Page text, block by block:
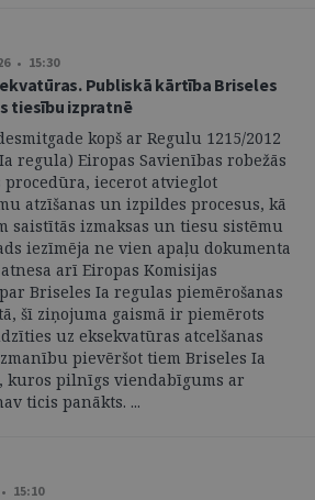
• 15:30
Publiskā kārtība Briseles
tiesību izpratnē
kopš ar Regulu 1215/2012
regula) Eiropas Savienības robežās
procedūra, iecerot atvieglot
atzīšanas un izpildes procesus, kā
saistītās izmaksas un tiesu sistēmu
iezīmēja ne vien apaļu dokumenta
arī Eiropas Komisijas
Briseles Ia regulas piemērošanas
šī ziņojuma gaismā ir piemērots
uz eksekvatūras atcelšanas
pievēršot tiem Briseles Ia
kuros pilnīgs viendabīgums ar
ticis panākts. ...
15:10